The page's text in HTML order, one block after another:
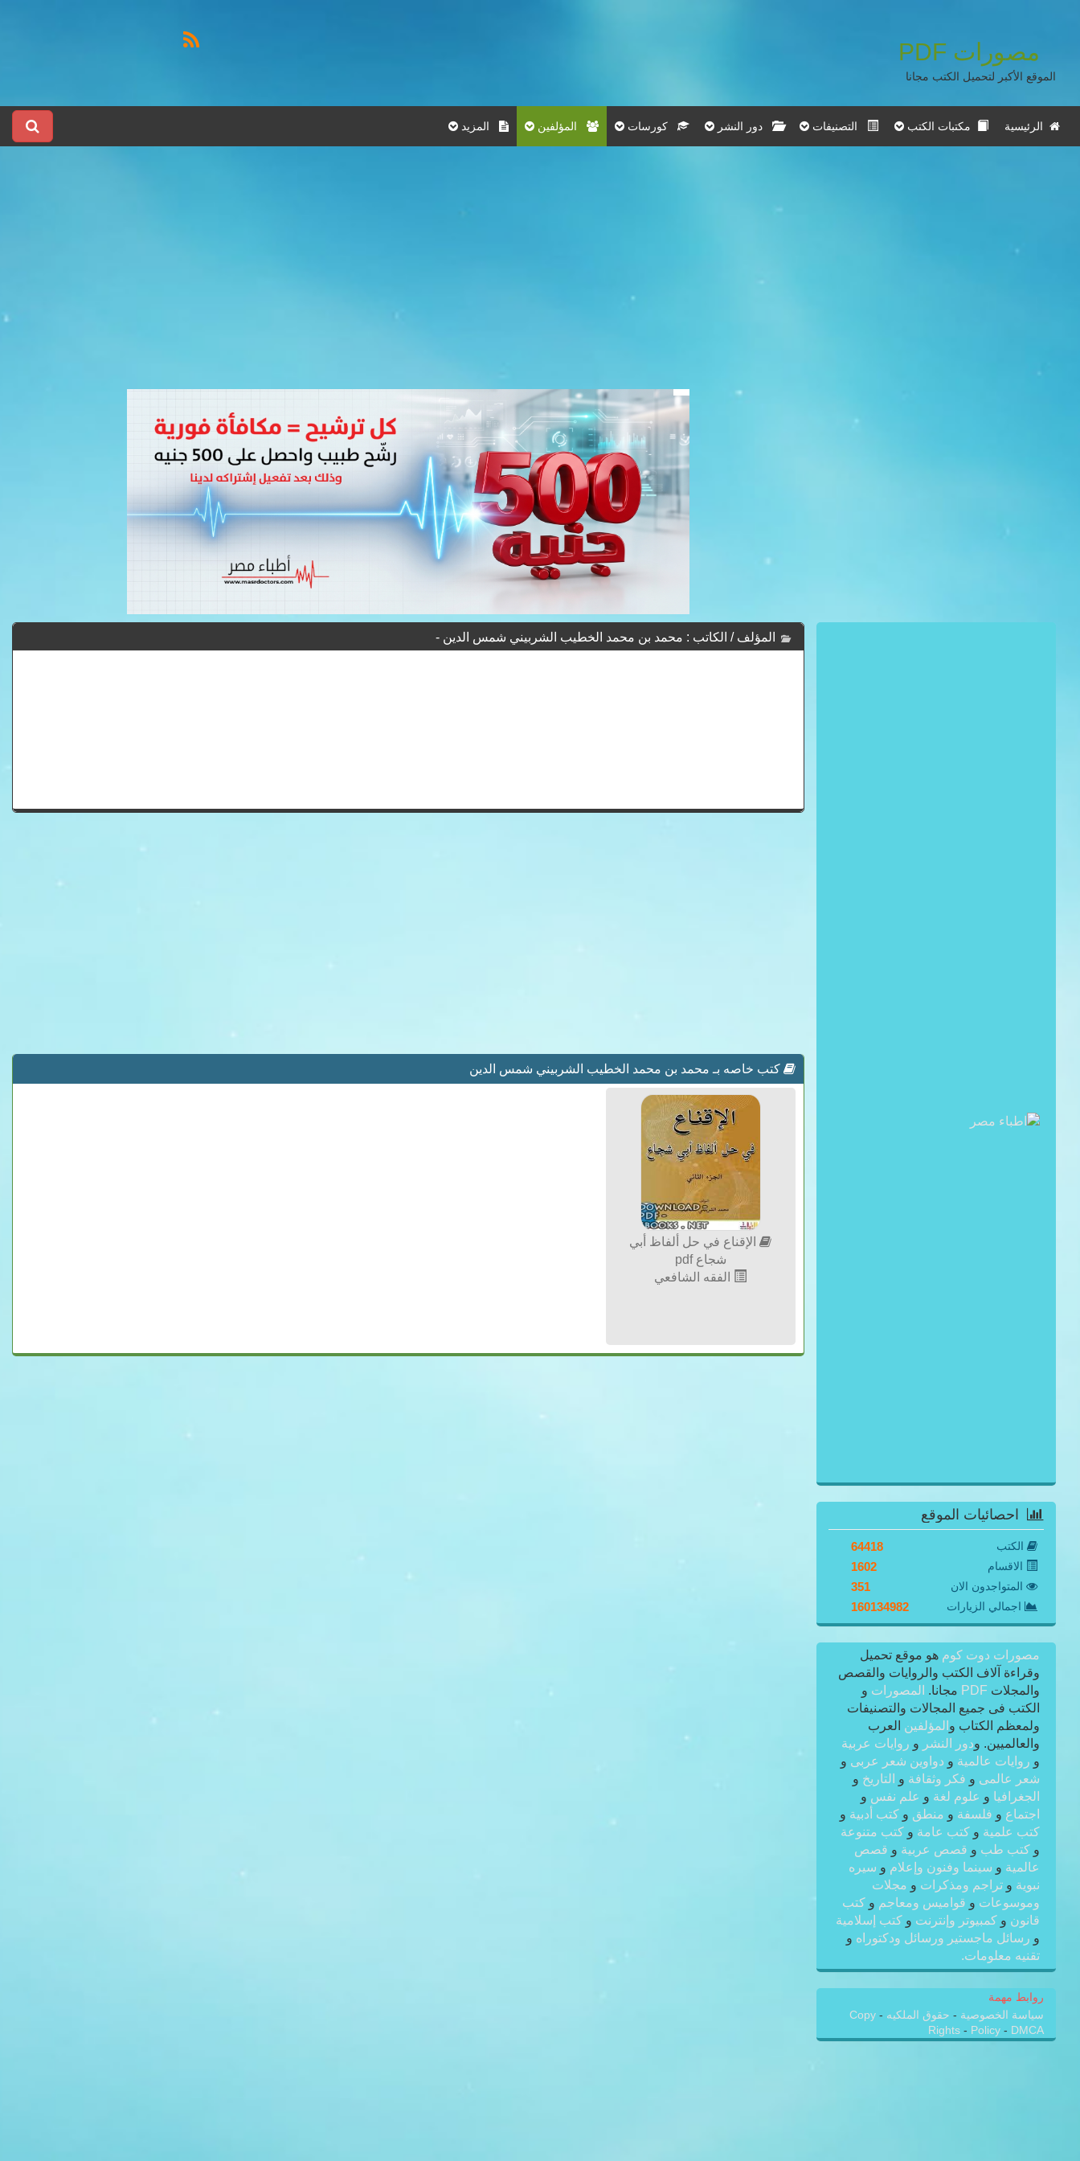
مصورات PDF
الموقع الأكبر لتحميل الكتب مجانا
الرئيسية مكتبات الكتب التصنيفات دور النشر كورسات المؤلفين المزيد
المؤلف / الكاتب : محمد بن محمد الخطيب الشربيني شمس الدين -
كتب خاصه بـ محمد بن محمد الخطيب الشربيني شمس الدين
الإقناع في حل ألفاظ أبي
شجاع pdf
الفقه الشافعي
احصائيات الموقع
الكتب 64418
الاقسام 1602
المتواجدون الان 351
اجمالي الزيارات 160134982
مصورات دوت كوم هو موقع تحميل
وقراءة آلاف الكتب والروايات والقصص
والمجلات PDF مجانا. المصورات و
الكتب فى جميع المجالات والتصنيفات
ولمعظم الكتاب و المؤلفين العرب
والعالميين. ودور النشر و روايات عربية
و روايات عالمية و دواوين شعر عربى و
شعر عالمى و فكر وثقافة و التاريخ و
الجغرافيا و علوم لغة و علم نفس و
اجتماع و فلسفة و منطق و كتب أدبية و
كتب علمية و كتب عامة و كتب متنوعة
و كتب طب و قصص عربية و قصص
عالمية و سينما وفنون وإعلام و سيره
نبوية و تراجم ومذكرات و مجلات
وموسوعات و قواميس ومعاجم و كتب
قانون و كمبيوتر وإنترنت و كتب إسلامية
و رسائل ماجستير ورسائل ودكتوراه و
تقنيه معلومات.
روابط مهمة
سياسة الخصوصية - حقوق الملكيه -
Copy
Rights - Policy - DMCA